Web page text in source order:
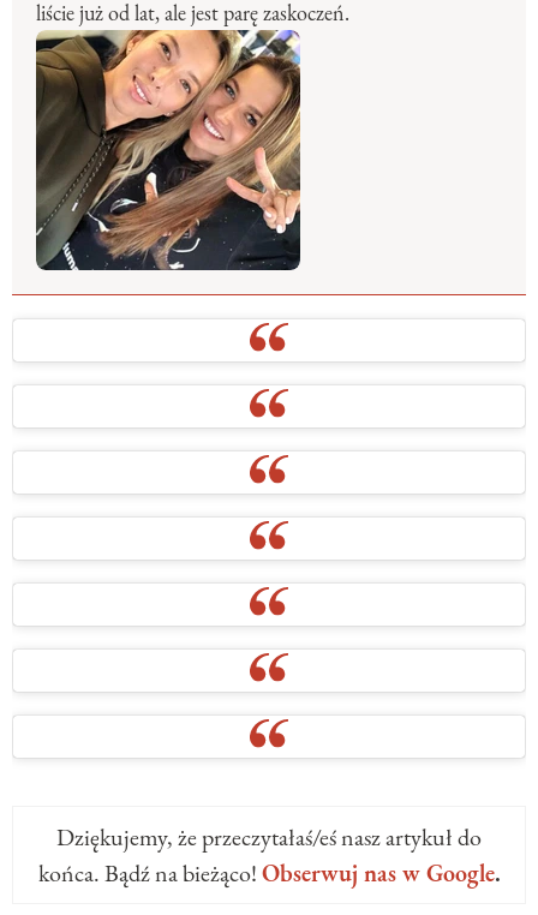
liście już od lat, ale jest parę zaskoczeń.
Dziękujemy, że przeczytałaś/eś nasz artykuł do
końca. Bądź na bieżąco!Obserwuj nas w Google.